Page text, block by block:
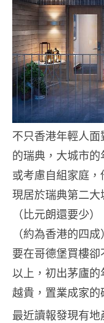
不只香港年輕人
的瑞典，大城市
或考慮自組家庭
現居於瑞典第二
（比元朗還要少
（約為香港的四
要在哥德堡買樓
以上，初出茅廬
越貴，置業成家的
最近讀報發現有